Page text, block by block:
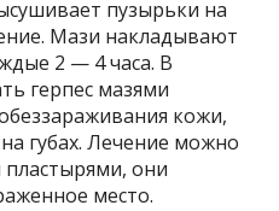
пузырьки на
Мази накладывают
2 — 4 часа. В
герпес мазями
кожи,
губах. Лечение можно
они
место.